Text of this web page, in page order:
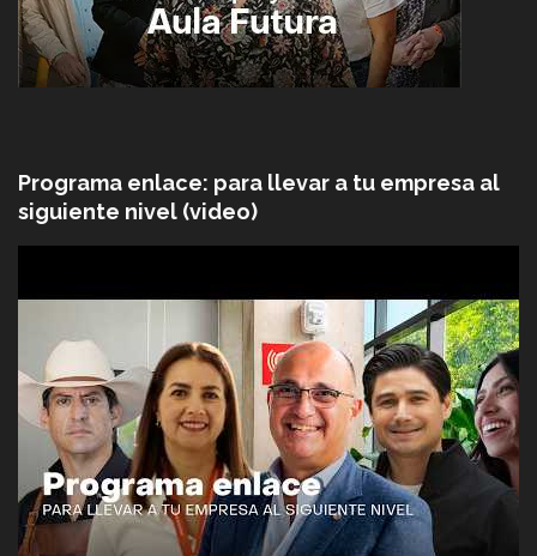
Programa enlace: para llevar a tu empresa al
siguiente nivel (video)